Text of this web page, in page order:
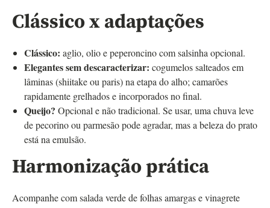
Clássico x adaptações
Clássico: aglio, olio e peperoncino com salsinha opcional.
Elegantes sem descaracterizar: cogumelos salteados em
lâminas (shiitake ou paris) na etapa do alho; camarões
rapidamente grelhados e incorporados no final.
Queijo? Opcional e não tradicional. Se usar, uma chuva leve
de pecorino ou parmesão pode agradar, mas a beleza do prato
está na emulsão.
Harmonização prática
Acompanhe com salada verde de folhas amargas e vinagrete